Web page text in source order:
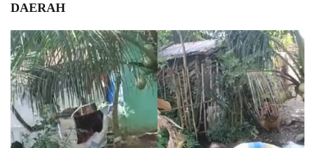
DAERAH